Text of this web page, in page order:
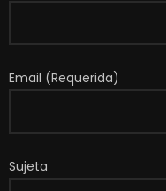
Email (Requerida)
Sujeta